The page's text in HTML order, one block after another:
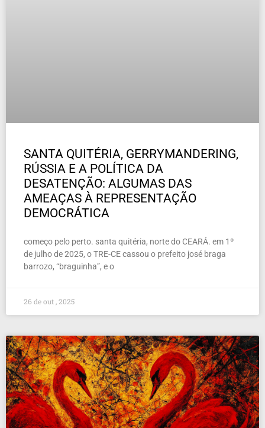
SANTA QUITÉRIA, GERRYMANDERING,
RÚSSIA E A POLÍTICA DA
DESATENÇÃO: ALGUMAS DAS
AMEAÇAS À REPRESENTAÇÃO
DEMOCRÁTICA
começo pelo perto. santa quitéria, norte do CEARÁ. em 1º
de julho de 2025, o TRE-CE cassou o prefeito josé braga
barrozo, “braguinha”, e o
26 de out , 2025